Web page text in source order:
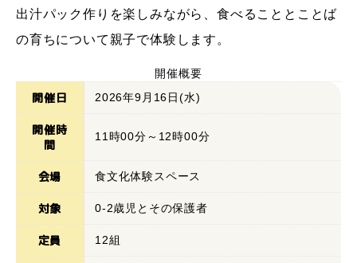
出汁パック作りを楽しみながら、食べることとことば
の育ちについて親子で体験します。
開催概要
開催日 2026年9月16日(水)
開催時
間
11時00分～12時00分
会場 食文化体験スペース
対象 0-2歳児とその保護者
定員 12組